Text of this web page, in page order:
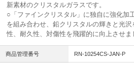
新素材のクリスタルガラスです。
○「ファインクリスタル」に独自に強化加
を組み合わせ、鉛クリスタルの輝きと光
性、耐久性、対傷性を飛躍的に向上させま
商品管理番号 RN-10254CS-JAN-P